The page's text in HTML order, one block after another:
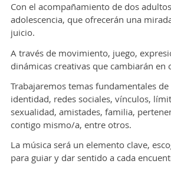
Con el acompañamiento de dos
adolescencia, que ofrecerán una
juicio.
A través de movimiento, juego,
dinámicas creativas que cambiarán en
Trabajaremos temas fundamentales de
identidad, redes sociales, vínculos,
sexualidad, amistades, familia,
contigo mismo/a, entre otros.
La música será un elemento clave,
para guiar y dar sentido a cada